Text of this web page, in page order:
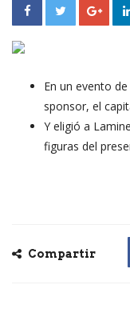
En un evento
sponsor, el
Y eligió a
figuras del
Compartir